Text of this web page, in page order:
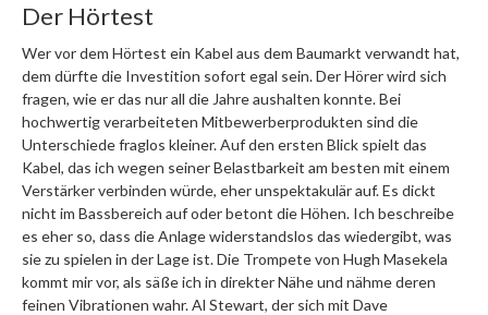
Der Hörtest
Wer vor dem Hörtest ein Kabel aus dem Baumarkt verwandt hat,
dem dürfte die Investition sofort egal sein. Der Hörer wird sich
fragen, wie er das nur all die Jahre aushalten konnte. Bei
hochwertig verarbeiteten Mitbewerberprodukten sind die
Unterschiede fraglos kleiner. Auf den ersten Blick spielt das
Kabel, das ich wegen seiner Belastbarkeit am besten mit einem
Verstärker verbinden würde, eher unspektakulär auf. Es dickt
nicht im Bassbereich auf oder betont die Höhen. Ich beschreibe
es eher so, dass die Anlage widerstandslos das wiedergibt, was
sie zu spielen in der Lage ist. Die Trompete von Hugh Masekela
kommt mir vor, als säße ich in direkter Nähe und nähme deren
feinen Vibrationen wahr. Al Stewart, der sich mit Dave